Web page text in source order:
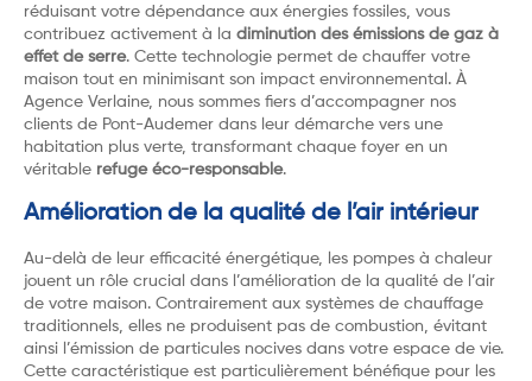
réduisant votre dépendance aux énergies fossiles, vous
contribuez activement à la diminution des émissions de gaz à
effet de serre. Cette technologie permet de chauffer votre
maison tout en minimisant son impact environnemental. À
Agence Verlaine, nous sommes fiers d’accompagner nos
clients de Pont-Audemer dans leur démarche vers une
habitation plus verte, transformant chaque foyer en un
véritable refuge éco-responsable.
Amélioration de la qualité de l’air intérieur
Au-delà de leur efficacité énergétique, les pompes à chaleur
jouent un rôle crucial dans l’amélioration de la qualité de l’air
de votre maison. Contrairement aux systèmes de chauffage
traditionnels, elles ne produisent pas de combustion, évitant
ainsi l’émission de particules nocives dans votre espace de vie.
Cette caractéristique est particulièrement bénéfique pour les